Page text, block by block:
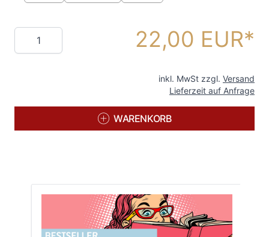
Menge 22,00 EUR
inkl. MwSt zzgl. Versand
Lieferzeit auf Anfrage
WARENKORB